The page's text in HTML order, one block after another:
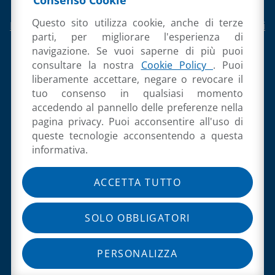
IPERAMMORTAMENTO 2026–
2028: INCENTIVI PER LE
IMPRESE E TRASFORMAZIONE
DIGITALE
coordinamento di Overmach Spa
P.IVA 02054130360 Cod. Destinatario M5UXCR1
Privacy Policy,Cookie PolicyeInformativa per Referenti
di clienti/fornitori
Questo sito utilizza cookie, anche di terze
parti, per migliorare l'esperienza di
navigazione. Se vuoi saperne di più puoi
consultare la nostra Cookie Policy . Puoi
liberamente accettare, negare o revocare il
tuo consenso in qualsiasi momento
accedendo al pannello delle preferenze nella
pagina privacy. Puoi acconsentire all'uso di
queste tecnologie acconsentendo a questa
informativa.
ACCETTA TUTTO
SOLO OBBLIGATORI
PERSONALIZZA